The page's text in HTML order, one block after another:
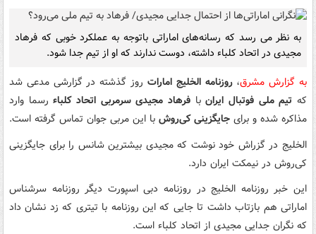
به نظر می رسد که رسانه‌های اماراتی باتوجه به عملکرد خوبی که فرهاد
مجیدی در اتحاد کلباء داشته، دوست ندارند که او از تیم جدا شود.
به گزارش مشرق،روزنامه الخلیج امارات روز گذشته در گزارشی مدعی شد
که تیم ملی فوتبال ایرانبا فرهاد مجیدی سرمربی اتحاد کلباء رسما وارد
مذاکره شده و برای جایگزینی کی‌روش با این مربی جوان تماس گرفته است.
الخلیج در گزراش خود نوشت که مجیدی بیشترین شانس را برای جایگزینی
کی‌روش در نیمکت ایران دارد.
این خبر روزنامه الخلیج در روزنامه دبی اسپورت دیگر روزنامه سرشناس
اماراتی هم بازتاب داشت تا جایی که این روزنامه با تیتری که زد نشان داد
که نگران جدایی مجیدی از اتحاد کلباء است.